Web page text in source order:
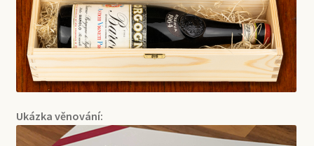
Ukázka věnování: